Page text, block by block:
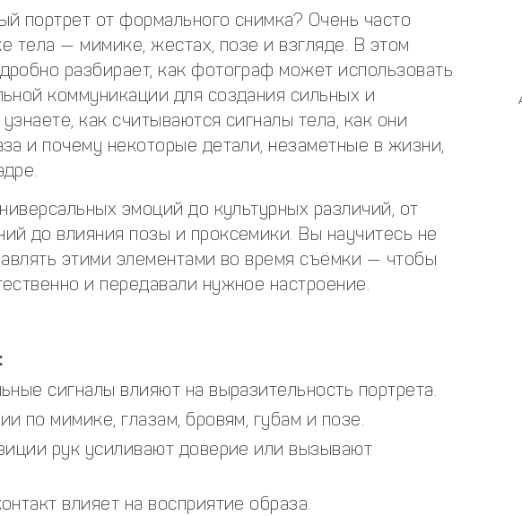
портрет от формального снимка? Очень часто
тела — мимике, жестах, позе и взгляде. В этом
разбирает, как фотограф может использовать
коммуникации для создания сильных и
как считываются сигналы тела, как они
и почему некоторые детали, незаметные в жизни,
эмоций до культурных различий, от
до влияния позы и проксемики. Вы научитесь не
этими элементами во время съёмки — чтобы
и передавали нужное настроение.
сигналы влияют на выразительность портрета.
по мимике, глазам, бровям, губам и позе.
рук усиливают доверие или вызывают
влияет на восприятие образа.